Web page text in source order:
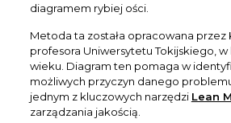
diagramem rybiej ości.
Metoda ta została opracowana przez
profesora Uniwersytetu Tokijskiego, w
wieku. Diagram ten pomaga w
możliwych przyczyn danego
jednym z kluczowych narzędzi Lean
zarządzania jakością.